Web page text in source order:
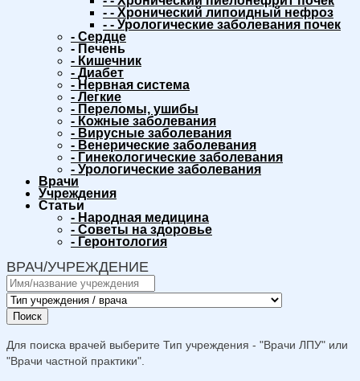
- - Хронический липоидный нефроз
- - Урологические заболевания почек
- Сердце
- Печень
- Кишечник
- Диабет
- Нервная система
- Легкие
- Переломы, ушибы
- Кожные заболевания
- Вирусные заболевания
- Венерические заболевания
- Гинекологические заболевания
- Урологические заболевания
Врачи
Учреждения
Статьи
- Народная медицина
- Советы на здоровье
- Геронтология
ВРАЧ/УЧРЕЖДЕНИЕ
Поиск
Для поиска врачей выберите Тип учреждения - "Врачи ЛПУ" или
"Врачи частной практики".